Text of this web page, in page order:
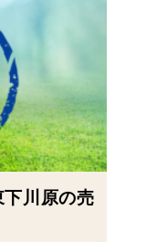
川原の売